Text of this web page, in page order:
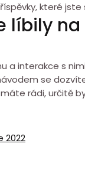
které
líbily
interakce s
se
rádi, určitě
2022